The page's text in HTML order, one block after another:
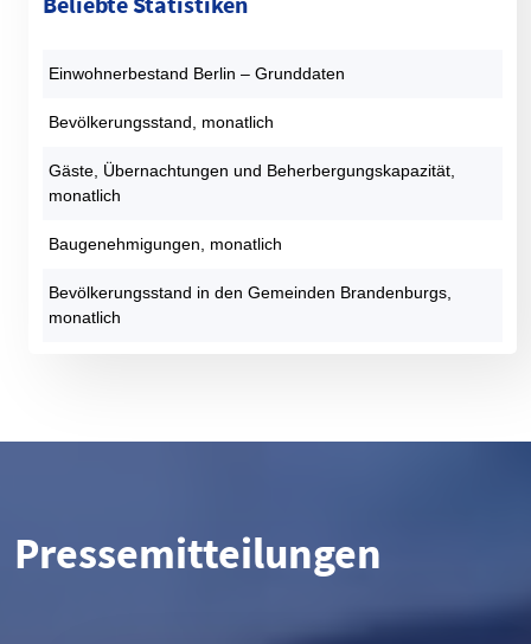
Einwohnerbestand Berlin – Grunddaten
Bevölkerungsstand, monatlich
Gäste, Übernachtungen und Beherbergungskapazität,
monatlich
Baugenehmigungen, monatlich
Bevölkerungsstand in den Gemeinden Brandenburgs,
monatlich
Pressemitteilungen